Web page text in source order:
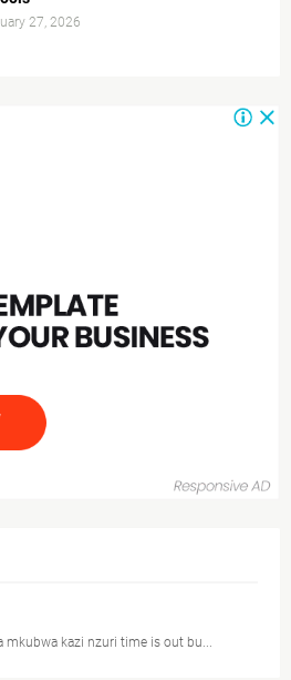
27, 2026
mkubwa kazi nzuri time is out bu...